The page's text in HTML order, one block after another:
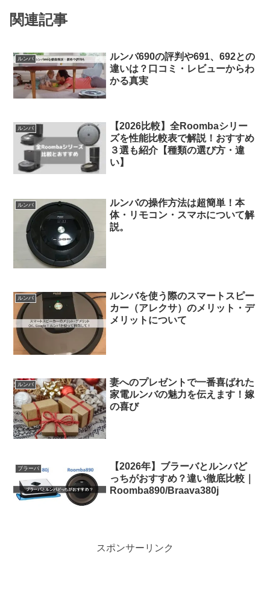
関連記事
ルンバ
ルンバ690の評判や691、692との
違いは？口コミ・レビューからわ
かる真実
ルンバ
【2026比較】全Roombaシリー
ズを性能比較表で解説！おすすめ
３選も紹介【種類の選び方・違
い】
ルンバ
ルンバの操作方法は超簡単！本
体・リモコン・スマホについて解
説。
ルンバ
ルンバを使う際のスマートスピー
カー（アレクサ）のメリット・デ
メリットについて
ルンバ
妻へのプレゼントで一番喜ばれた
家電ルンバの魅力を伝えます！嫁
の喜び
ブラーバ
【2026年】ブラーバとルンバど
っちがおすすめ？違い徹底比較｜
Roomba890/Braava380j
スポンサーリンク